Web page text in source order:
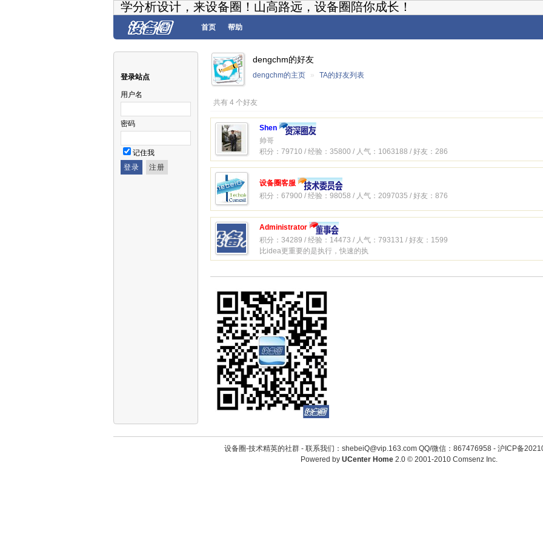
学分析设计，来设备圈！山高路远，设备圈陪你成长！
首页 帮助
登录站点
用户名
密码
记住我
dengchm的好友
dengchm的主页 » TA的好友列表
共有 4 个好友
Shen
帅哥
积分：79710 / 经验：35800 / 人气：1063188 / 好友：286
设备圈客服
积分：67900 / 经验：98058 / 人气：2097035 / 好友：876
Administrator
积分：34289 / 经验：14473 / 人气：793131 / 好友：1599
比idea更重要的是执行，快速的执
设备圈-技术精英的社群 - 联系我们：shebeiQ@vip.163.com QQ/微信：867476958- 沪ICP备
Powered by UCenter Home 2.0© 2001-2010 Comsenz Inc.